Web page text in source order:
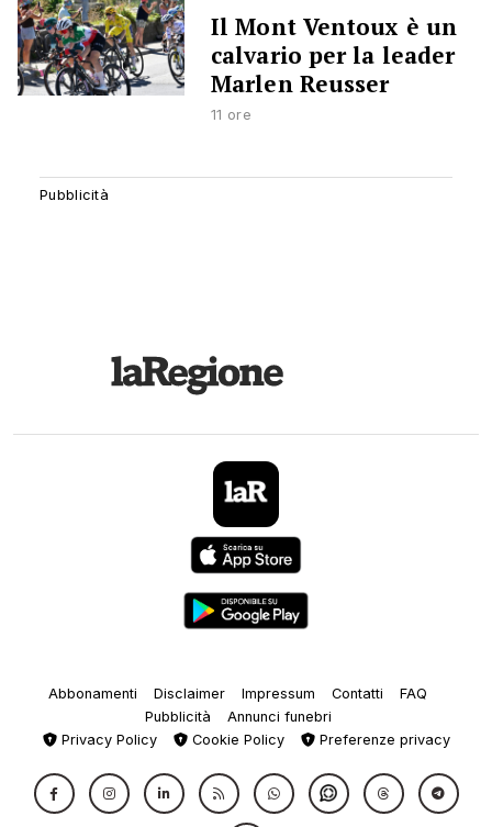
Il Mont Ventoux è un
calvario per la leader
Marlen Reusser
11 ore
Abbonamenti Disclaimer Impressum Contatti
FAQ
Pubblicità
Annunci funebri
Privacy Policy
Cookie Policy Preferenze privacy